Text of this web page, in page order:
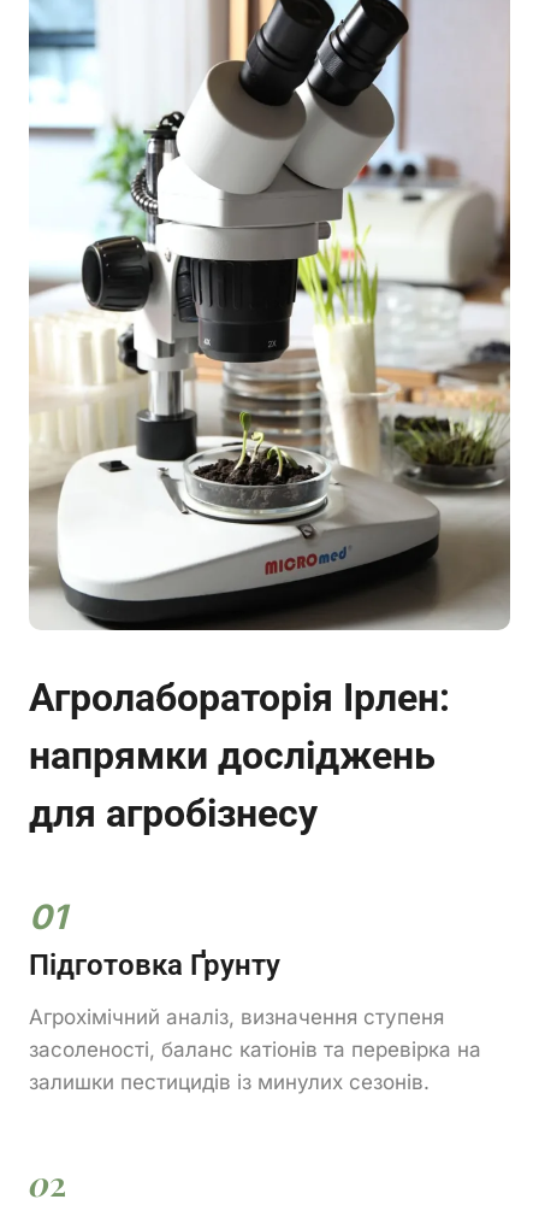
Агролабораторія Ірлен:
напрямки досліджень
для агробізнесу
01
Підготовка Ґрунту
Агрохімічний аналіз, визначення ступеня
засоленості, баланс катіонів та перевірка на
залишки пестицидів із минулих сезонів.
02